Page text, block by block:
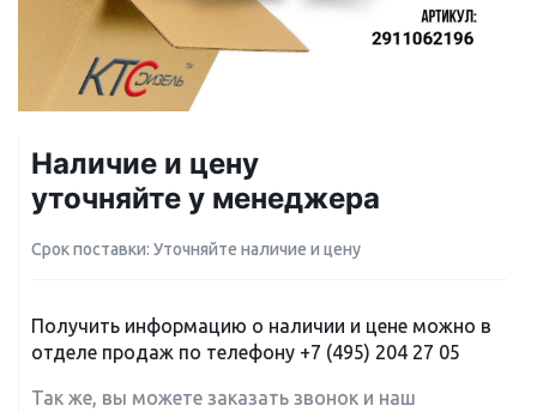
Наличие и цену
уточняйте у менеджера
Срок поставки: Уточняйте наличие и цену
Получить информацию о наличии и цене можно в
отделе продаж по телефону +7 (495) 204 27 05
Так же, вы можете заказать звонок и наш